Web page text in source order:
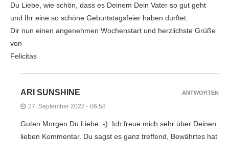
Du Liebe, wie schön, dass es Deinem Dein Vater so gut geht
und Ihr eine so schöne Geburtstagsfeier haben durftet.
Dir nun einen angenehmen Wochenstart und herzlichste Grüße
von
Felicitas
ARI SUNSHINE
27. September 2022 - 06:58
Guten Morgen Du Liebe :-). Ich freue mich sehr über Deinen
lieben Kommentar. Du sagst es ganz treffend, Bewährtes hat
ANTWORTEN